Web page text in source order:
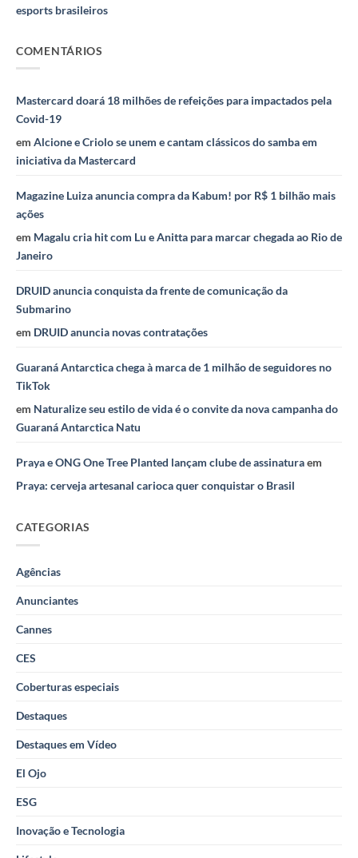
esports brasileiros
COMENTÁRIOS
Mastercard doará 18 milhões de refeições para impactados pela
Covid-19
em Alcione e Criolo se unem e cantam clássicos do samba em
iniciativa da Mastercard
Magazine Luiza anuncia compra da Kabum! por R$ 1 bilhão mais
ações
em Magalu cria hit com Lu e Anitta para marcar chegada ao Rio de
Janeiro
DRUID anuncia conquista da frente de comunicação da
Submarino
em DRUID anuncia novas contratações
Guaraná Antarctica chega à marca de 1 milhão de seguidores no
TikTok
em Naturalize seu estilo de vida é o convite da nova campanha do
Guaraná Antarctica Natu
Praya e ONG One Tree Planted lançam clube de assinaturaem
Praya: cerveja artesanal carioca quer conquistar o Brasil
CATEGORIAS
Agências
Anunciantes
Cannes
CES
Coberturas especiais
Destaques
Destaques em Vídeo
El Ojo
ESG
Inovação e Tecnologia